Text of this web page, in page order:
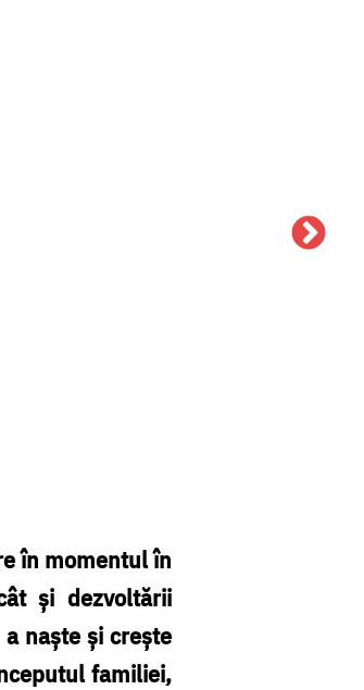
în momentul în
și dezvoltării
naște și crește
familiei,